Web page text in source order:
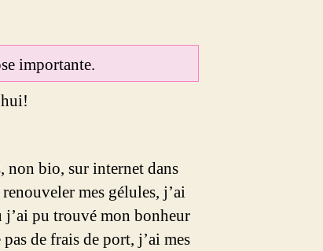
importante.
non bio, sur internet dans
mes gélules, j’ai
j’ai pu trouvé mon bonheur
de frais de port, j’ai mes